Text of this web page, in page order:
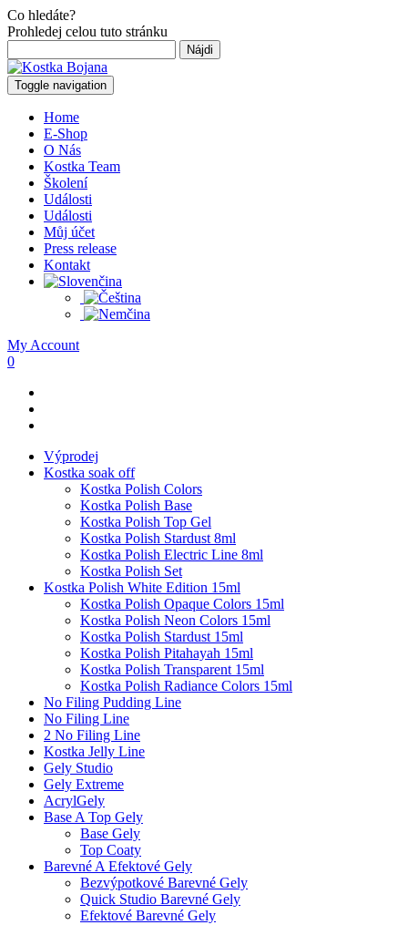
Co hledáte?
Prohledej celou tuto stránku
Toggle navigation
Home
E-Shop
O Nás
Kostka Team
Školení
Události
Události
Můj účet
Press release
Kontakt
My Account
0
Výprodej
Kostka soak off
Kostka Polish Colors
Kostka Polish Base
Kostka Polish Top Gel
Kostka Polish Stardust 8ml
Kostka Polish Electric Line 8ml
Kostka Polish Set
Kostka Polish White Edition 15ml
Kostka Polish Opaque Colors 15ml
Kostka Polish Neon Colors 15ml
Kostka Polish Stardust 15ml
Kostka Polish Pitahayah 15ml
Kostka Polish Transparent 15ml
Kostka Polish Radiance Colors 15ml
No Filing Pudding Line
No Filing Line
2 No Filing Line
Kostka Jelly Line
Gely Studio
Gely Extreme
AcrylGely
Base A Top Gely
Base Gely
Top Coaty
Barevné A Efektové Gely
Bezvýpotkové Barevné Gely
Quick Studio Barevné Gely
Efektové Barevné Gely